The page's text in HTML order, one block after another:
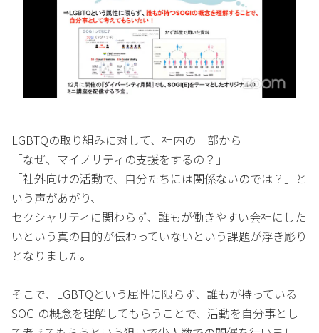
LGBTQの取り組みに対して、社内の一部から
「なぜ、マイノリティの支援をするの？」
「社外向けの活動で、自分たちには関係ないのでは？」と
いう声があがり、
セクシャリティに関わらず、誰もが働きやすい会社にした
いという真の目的が伝わっていないという課題が浮き彫り
となりました。
そこで、LGBTQという属性に限らず、誰もが持っている
SOGIの概念を理解してもらうことで、活動を自分事とし